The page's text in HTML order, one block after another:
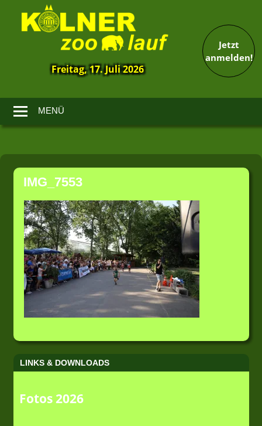
Zoolauf
Freitag, 17. Juli 2026
Jetzt
anmelden!
MENÜ
Zum
Inhalt
springenIMG_7553
LINKS & DOWNLOADS
Fotos 2026